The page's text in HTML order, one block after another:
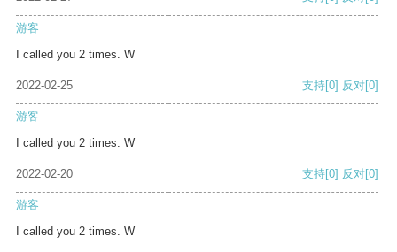
游客
I called you 2 times. W
2022-02-25 支持[0] 反对[0]
游客
I called you 2 times. W
2022-02-20 支持[0] 反对[0]
游客
I called you 2 times. W